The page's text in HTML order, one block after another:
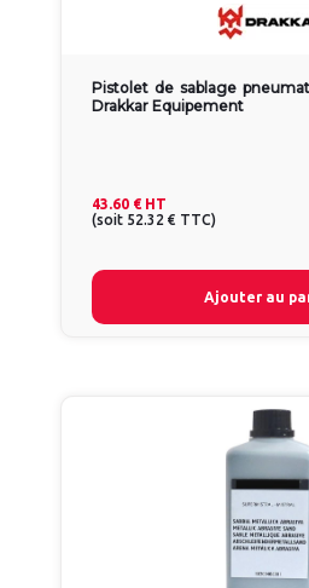
Pistolet de sablage
Drakkar Equipement
43.60 € HT
(soit 52.32 € TTC)
Ajouter au